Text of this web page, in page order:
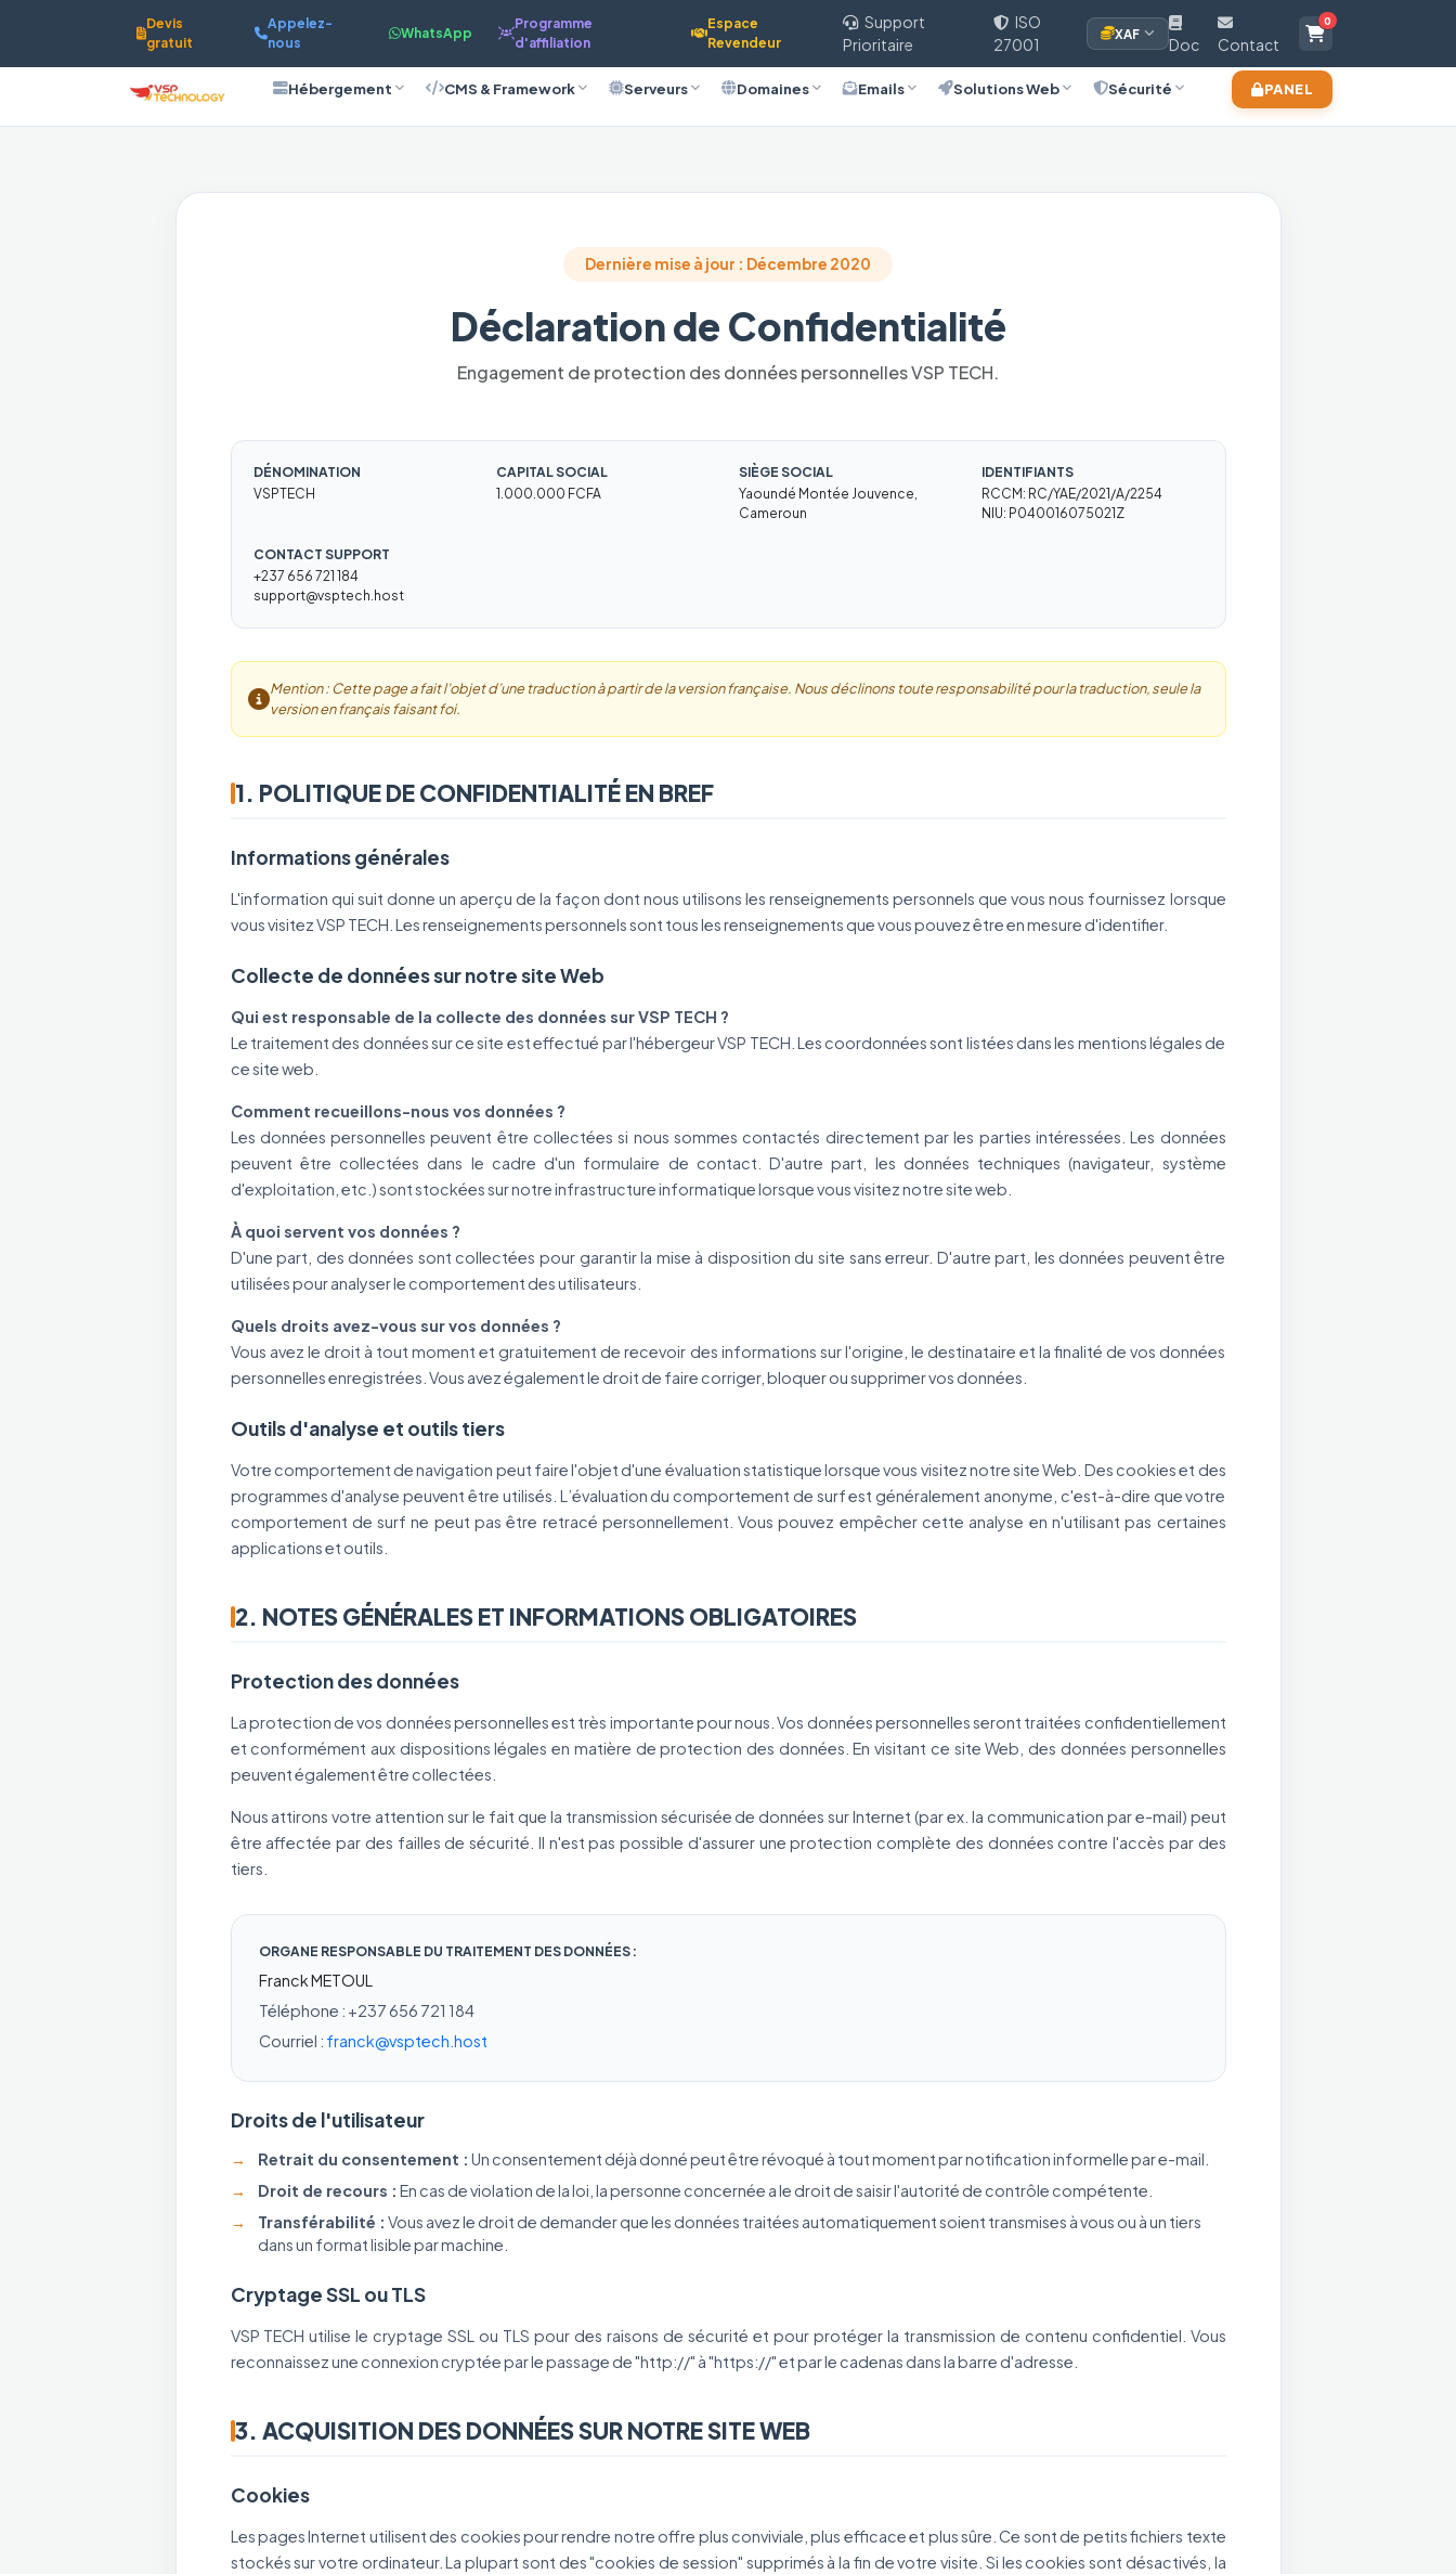
Devis
gratuit
Appelez-
nous
WhatsApp
Programme
d'affiliation
Espace
Revendeur
Support
Prioritaire
ISO
27001
XAF
Doc Contact
0
Hébergement CMS & Framework Serveurs Domaines Emails Solutions Web Sécurité PANEL
Dernière mise à jour : Décembre 2020
Déclaration de Confidentialité
Engagement de protection des données personnelles VSP TECH.
DÉNOMINATION
VSPTECH
CAPITAL SOCIAL
1.000.000 FCFA
SIÈGE SOCIAL
Yaoundé Montée Jouvence,
Cameroun
IDENTIFIANTS
RCCM: RC/YAE/2021/A/2254
NIU: P040016075021Z
CONTACT SUPPORT
+237 656 721 184
support@vsptech.host
Mention : Cette page a fait l’objet d’une traduction à partir de la version française. Nous déclinons toute responsabilité pour la traduction, seule la
version en français faisant foi.
1. POLITIQUE DE CONFIDENTIALITÉ EN BREF
Informations générales
L'information qui suit donne un aperçu de la façon dont nous utilisons les renseignements personnels que vous nous fournissez lorsque
vous visitez VSP TECH. Les renseignements personnels sont tous les renseignements que vous pouvez être en mesure d'identifier.
Collecte de données sur notre site Web
Qui est responsable de la collecte des données sur VSP TECH ?
Le traitement des données sur ce site est effectué par l'hébergeur VSP TECH. Les coordonnées sont listées dans les mentions légales de
ce site web.
Comment recueillons-nous vos données ?
Les données personnelles peuvent être collectées si nous sommes contactés directement par les parties intéressées. Les données
peuvent être collectées dans le cadre d'un formulaire de contact. D'autre part, les données techniques (navigateur, système
d'exploitation, etc.) sont stockées sur notre infrastructure informatique lorsque vous visitez notre site web.
À quoi servent vos données ?
D'une part, des données sont collectées pour garantir la mise à disposition du site sans erreur. D'autre part, les données peuvent être
utilisées pour analyser le comportement des utilisateurs.
Quels droits avez-vous sur vos données ?
Vous avez le droit à tout moment et gratuitement de recevoir des informations sur l'origine, le destinataire et la finalité de vos données
personnelles enregistrées. Vous avez également le droit de faire corriger, bloquer ou supprimer vos données.
Outils d'analyse et outils tiers
Votre comportement de navigation peut faire l'objet d'une évaluation statistique lorsque vous visitez notre site Web. Des cookies et des
programmes d'analyse peuvent être utilisés. L’évaluation du comportement de surf est généralement anonyme, c'est-à-dire que votre
comportement de surf ne peut pas être retracé personnellement. Vous pouvez empêcher cette analyse en n'utilisant pas certaines
applications et outils.
2. NOTES GÉNÉRALES ET INFORMATIONS OBLIGATOIRES
Protection des données
La protection de vos données personnelles est très importante pour nous. Vos données personnelles seront traitées confidentiellement
et conformément aux dispositions légales en matière de protection des données. En visitant ce site Web, des données personnelles
peuvent également être collectées.
Nous attirons votre attention sur le fait que la transmission sécurisée de données sur Internet (par ex. la communication par e-mail) peut
être affectée par des failles de sécurité. Il n'est pas possible d'assurer une protection complète des données contre l'accès par des
tiers.
ORGANE RESPONSABLE DU TRAITEMENT DES DONNÉES :
Franck METOUL
Téléphone : +237 656 721 184
Courriel : franck@vsptech.host
Droits de l'utilisateur
Retrait du consentement : Un consentement déjà donné peut être révoqué à tout moment par notification informelle par e-mail.
Droit de recours : En cas de violation de la loi, la personne concernée a le droit de saisir l'autorité de contrôle compétente.
Transférabilité : Vous avez le droit de demander que les données traitées automatiquement soient transmises à vous ou à un tiers
dans un format lisible par machine.
Cryptage SSL ou TLS
VSP TECH utilise le cryptage SSL ou TLS pour des raisons de sécurité et pour protéger la transmission de contenu confidentiel. Vous
reconnaissez une connexion cryptée par le passage de "http://" à "https://" et par le cadenas dans la barre d'adresse.
3. ACQUISITION DES DONNÉES SUR NOTRE SITE WEB
Cookies
Les pages Internet utilisent des cookies pour rendre notre offre plus conviviale, plus efficace et plus sûre. Ce sont de petits fichiers texte
stockés sur votre ordinateur. La plupart sont des "cookies de session" supprimés à la fin de votre visite. Si les cookies sont désactivés, la